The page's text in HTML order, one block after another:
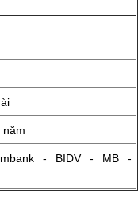
- BIDV - MB -